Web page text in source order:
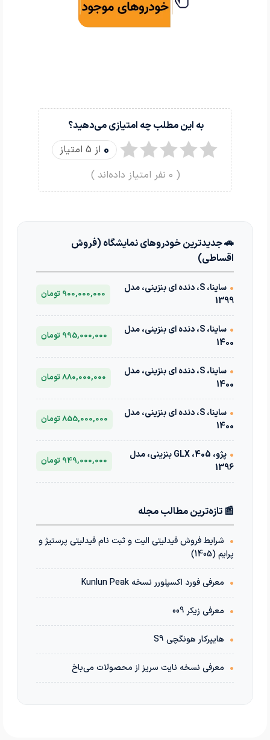
به این مطلب چه امتیازی می‌دهید؟
0 از 5 امتیاز
(
0 نفر امتیاز داده‌اند )
🚗 جدیدترین خودروهای نمایشگاه (فروش
اقساطی)
•
ساینا، S، دنده ای بنزینی، مدل
1399
900,000,000 تومان
•
ساینا، S، دنده ای بنزینی، مدل
1400
995,000,000 تومان
•
ساینا، S، دنده ای بنزینی، مدل
1400
880,000,000 تومان
•
ساینا، S، دنده ای بنزینی، مدل
1400
855,000,000 تومان
•
پژو، 405، GLX بنزینی، مدل
1396
949,000,000 تومان
📰 تازه‌ترین مطالب مجله
• شرایط فروش فیدلیتی الیت و ثبت نام فیدلیتی پرستیژ و
پرایم (1405)
• معرفی فورد اکسپلورر نسخه Kunlun Peak
• معرفی زیکر 009
• هایپرکار هونگچی S9
• معرفی نسخه نایت سریز از محصولات می‌باخ